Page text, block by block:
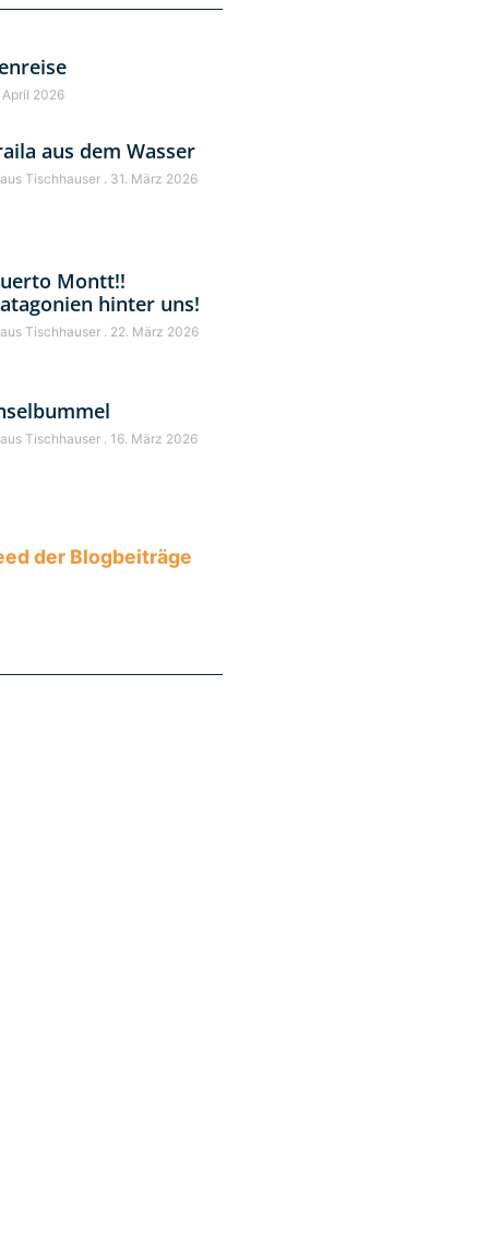
April 2026
aus dem Wasser
Tischhauser 31. März 2026
Montt!!
hinter uns!
Tischhauser 22. März 2026
Tischhauser 16. März 2026
der Blogbeiträge